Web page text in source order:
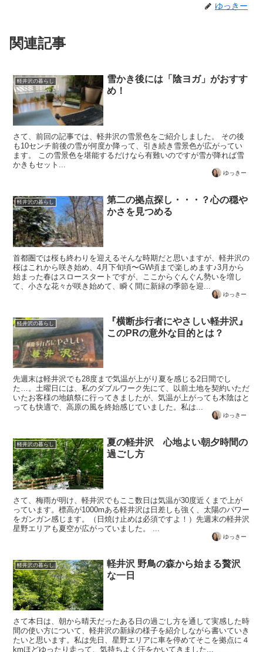
ゆっきー
関連記事
軽井沢の暮らし
雪かき後には「陰ヨガ」がおすす
め！
さて、前回の記事では、軽井沢の雪景色をご紹介しました。 その後
も10センチ前後の雪が何度か降って、引き続き雪景色が広がってい
ます。 この雪景色を堪能するだけなら有難いのですが雪が降れば雪
かきもセット...
ゆっきー
軽井沢の暮らし
第二の拠点探し・・・？心の穏や
かさを見つめる
首都圏では桜も終わりを迎えるそんな時期だと思いますが、軽井沢の
桜はこれから咲き始め、4月下旬頃〜GW頃まで楽しめます♪3月から
始まった春はスロースタートですが、ここからぐんぐん勢いを増し
て、小さな花々が咲き始めて、瞬く間に新緑の季節を迎...
ゆっきー
軽井沢の暮らし
『横断歩行者にやさしい軽井沢』
このPRの意外な目的とは？
先週末は軽井沢でも28度まで気温が上がり夏を感じる2日間でし
た…。土曜日には、私のダブルワーク先にて、以前土地を契約いただ
いたお客様の地鎮祭に行ってきましたが、気温が上がっても木陰はと
っても快適で、高原の風を終始感じていました。私は...
ゆっきー
軽井沢の暮らし
夏の軽井沢 心地よい朝夕時間の
過ごし方
さて、梅雨が明け、軽井沢でもここ数日は気温が30度近くまで上が
っています。標高が1000mある軽井沢は日差しも強く、太陽のパワー
をガンガン感じます。（日焼け止めは必須ですよ！）先週末の軽井沢
星野エリアも夏空が広がっていました。 ...
ゆっきー
軽井沢の暮らし
軽井沢 野鳥の森から始まる贅沢
な一日
さて本日は、朝から晴天だったある日の過ごし方を通して実感した時
間の使い方について、軽井沢の新緑の様子を紹介しながら書いていき
たいと思います。私は先日、星野エリアに車を停めてそこを拠点に４
kmほどゆったり走って、気持ちよく汗をかいてきました...